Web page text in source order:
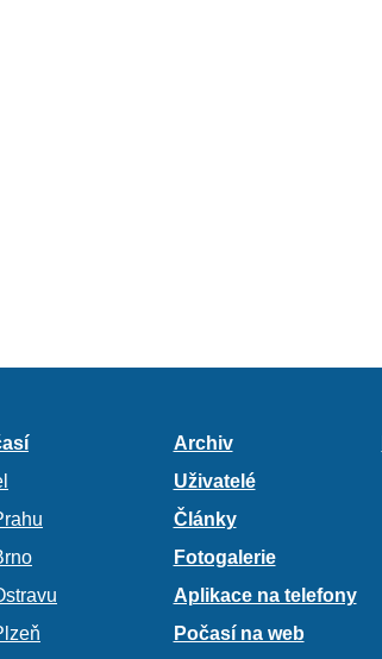
Archiv
Uživatelé
Články
Fotogalerie
Aplikace na telefony
Počasí na web